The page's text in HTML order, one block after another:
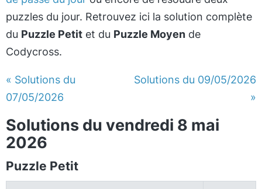
puzzles du jour. Retrouvez ici la solution complète
du Puzzle Petit et du Puzzle Moyen de
Codycross.
« Solutions du
07/05/2026
Solutions du 09/05/2026
»
Solutions du vendredi 8 mai
2026
Puzzle Petit